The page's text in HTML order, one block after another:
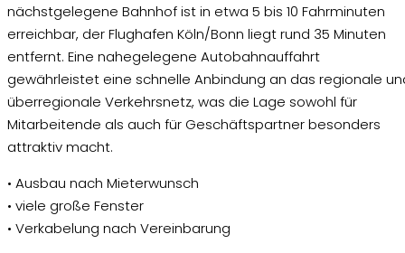
nächstgelegene Bahnhof ist in etwa 5 bis 10 Fahrminuten
erreichbar, der Flughafen Köln/Bonn liegt rund 35 Minuten
entfernt. Eine nahegelegene Autobahnauffahrt
gewährleistet eine schnelle Anbindung an das regionale
überregionale Verkehrsnetz, was die Lage sowohl für
Mitarbeitende als auch für Geschäftspartner besonders
attraktiv macht.
• Ausbau nach Mieterwunsch
• viele große Fenster
• Verkabelung nach Vereinbarung